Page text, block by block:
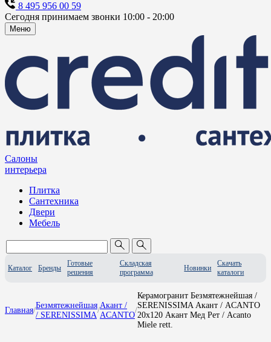
8 495 956 00 59
Сегодня принимаем звонки 10:00 - 20:00
Меню
Салоны
интерьера
Плитка
Сантехника
Двери
Мебель
Каталог Бренды
Готовые
решения
Складская
программа
Новинки
Скачать
каталоги
Главная/
Безмятежнейшая
/ SERENISSIMA
/
Акант /
ACANTO
/
Керамогранит Безмятежнейшая /
SERENISSIMA Акант / ACANTO
20x120 Акант Мед Рет / Acanto
Miele rett.